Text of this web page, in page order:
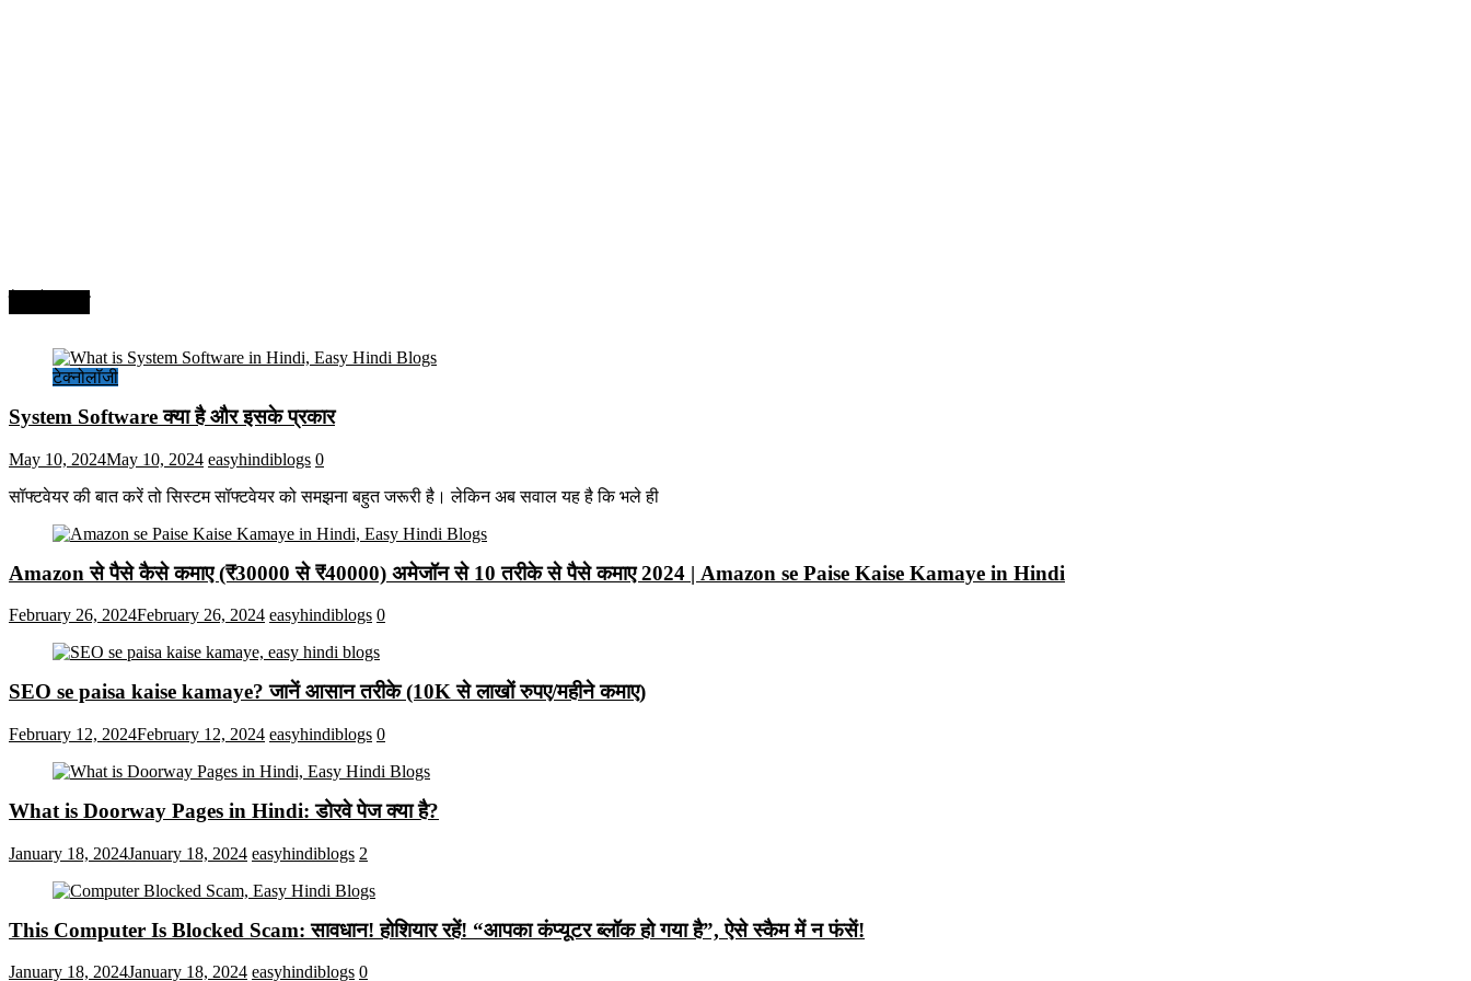
टेक्नोलॉजी
System Software क्या है और इसके प्रकार
May 10, 2024May 10, 2024 easyhindiblogs 0
सॉफ्टवेयर की बात करें तो सिस्टम सॉफ्टवेयर को समझना बहुत जरूरी है। लेकिन अब सवाल यह है कि भले ही
Amazon से पैसे कैसे कमाए (₹30000 से ₹40000) अमेजॉन से 10 तरीके से पैसे कमाए 2024 | Amazon se Paise Kaise Kamaye in Hindi
February 26, 2024February 26, 2024 easyhindiblogs 0
SEO se paisa kaise kamaye? जानें आसान तरीके (10K से लाखों रुपए/महीने कमाए)
February 12, 2024February 12, 2024 easyhindiblogs 0
What is Doorway Pages in Hindi: डोरवे पेज क्या है?
January 18, 2024January 18, 2024 easyhindiblogs 2
This Computer Is Blocked Scam: सावधान! होशियार रहें! “आपका कंप्यूटर ब्लॉक हो गया है”, ऐसे स्कैम में न फंसें!
January 18, 2024January 18, 2024 easyhindiblogs 0